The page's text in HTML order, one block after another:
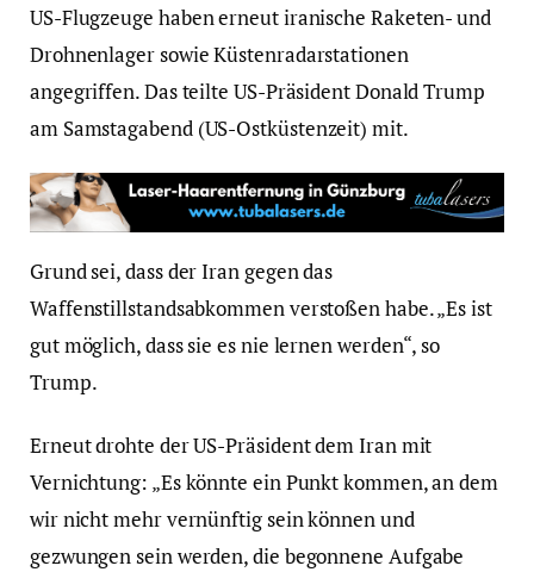
US-Flugzeuge haben erneut iranische Raketen- und
Drohnenlager sowie Küstenradarstationen
angegriffen. Das teilte US-Präsident Donald Trump
am Samstagabend (US-Ostküstenzeit) mit.
Grund sei, dass der Iran gegen das
Waffenstillstandsabkommen verstoßen habe. „Es ist
gut möglich, dass sie es nie lernen werden“, so
Trump.
Erneut drohte der US-Präsident dem Iran mit
Vernichtung: „Es könnte ein Punkt kommen, an dem
wir nicht mehr vernünftig sein können und
gezwungen sein werden, die begonnene Aufgabe